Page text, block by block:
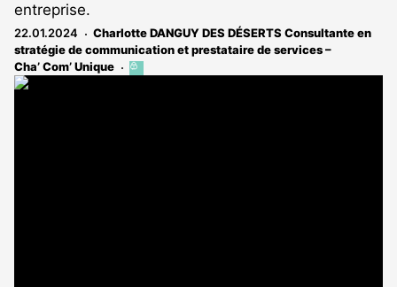
entreprise.
22.01.2024
Charlotte DANGUY DES DÉSERTS Consultante en
stratégie de communication et prestataire de services –
Cha’ Com’ Unique
Cet